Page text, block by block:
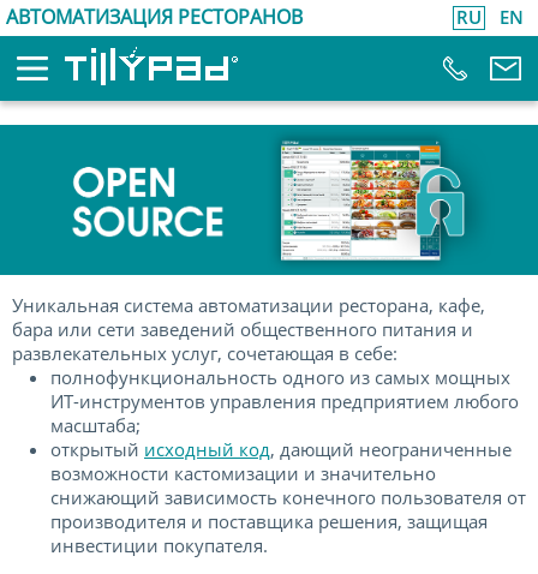
АВТОМАТИЗАЦИЯ РЕСТОРАНОВ EN
RU
Уникальная система автоматизации ресторана, кафе,
бара или сети заведений общественного питания и
развлекательных услуг, сочетающая в себе:
полнофункциональность одного из самых мощных
ИТ-инструментов управления предприятием любого
масштаба;
открытый исходный код, дающий неограниченные
возможности кастомизации и значительно
снижающий зависимость конечного пользователя от
производителя и поставщика решения, защищая
инвестиции покупателя.